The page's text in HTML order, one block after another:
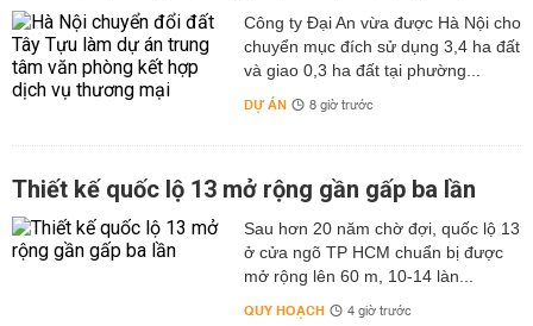
Công ty Đại An vừa được Hà Nội cho
chuyển mục đích sử dụng 3,4 ha đất
và giao 0,3 ha đất tại phường...
DỰ ÁN 8 giờ trước
Thiết kế quốc lộ 13 mở rộng gần gấp ba lần
Sau hơn 20 năm chờ đợi, quốc lộ 13
ở cửa ngõ TP HCM chuẩn bị được
mở rộng lên 60 m, 10-14 làn...
QUY HOẠCH 4 giờ trước